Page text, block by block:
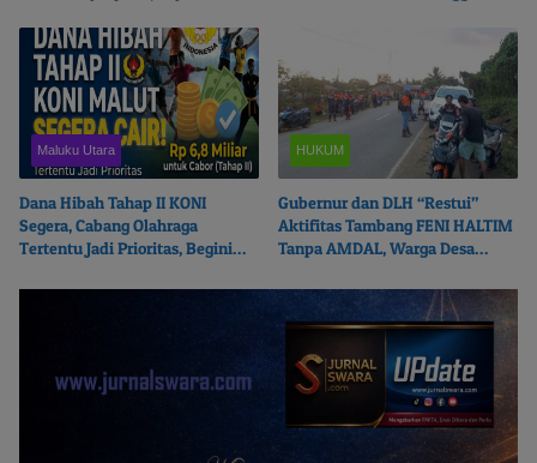
Maluku Utara
Dana Hibah Tahap II KONI
Segera, Cabang Olahraga
Tertentu Jadi Prioritas, Begini
HUKUM
Gubernur dan DLH “Restui”
Aktifitas Tambang FENI HALTIM
Tanpa AMDAL, Warga Desa